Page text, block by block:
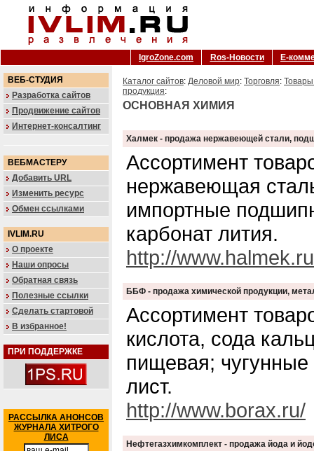
IgroZone.com Ros-Новости Е-
ВЕБ-СТУДИЯ
Разработка сайтов
Продвижение сайтов
Интернет-консалтинг
ВЕБМАСТЕРУ
Добавить URL
Изменить ресурс
Обмен ссылками
IVLIM.RU
О проекте
Наши опросы
Обратная связь
Полезные ссылки
Сделать стартовой
В избранное!
ПРИ ПОДДЕРЖКЕ
РАССЫЛКА АНОНСОВ
ЖУРНАЛА ХИТРОГО
ЛИСА
Каталог сайтов: Деловой мир: Торговля: Товары
продукция:
ОСНОВНАЯ ХИМИЯ
Халмек - продажа нержавеющей стали,
Ассортимент
нержавеющая
импортные
карбонат лития.
http://
ББФ - продажа химической продукции,
Ассортимент
кислота, сода
пищевая;
лист.
http://www.borax.ru/
Нефтегазхимкомплект - продажа йода и